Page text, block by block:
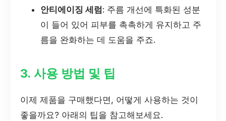
안티에이징 세럼: 주름 개선에 특화된 성분
이 들어 있어 피부를 촉촉하게 유지하고 주
름을 완화하는 데 도움을 주죠.
3. 사용 방법 및 팁
이제 제품을 구매했다면, 어떻게 사용하는 것이
좋을까요? 아래의 팁을 참고해보세요.